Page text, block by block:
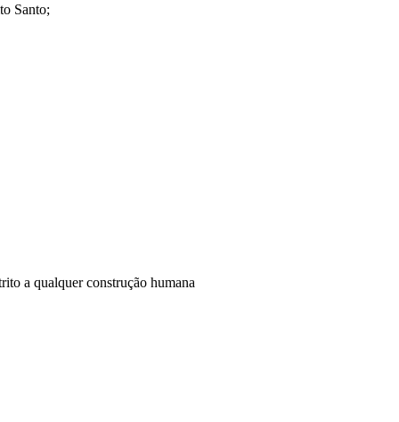
Santo;
a qualquer construção humana